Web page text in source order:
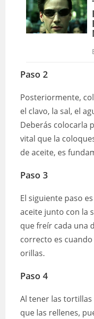
Paso 2
Posteriormente,
el clavo, la sal, el
Deberás colocarla
vital que la
de aceite, es
Paso 3
El siguiente paso
aceite junto con la
que freír cada una
correcto es
orillas.
Paso 4
Al tener las
que las rellenes,